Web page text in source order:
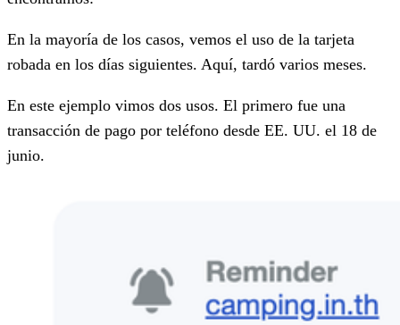
En la mayoría de los casos, vemos el uso de la tarjeta
robada en los días siguientes. Aquí, tardó varios meses.
En este ejemplo vimos dos usos. El primero fue una
transacción de pago por teléfono desde EE. UU. el 18 de
junio.